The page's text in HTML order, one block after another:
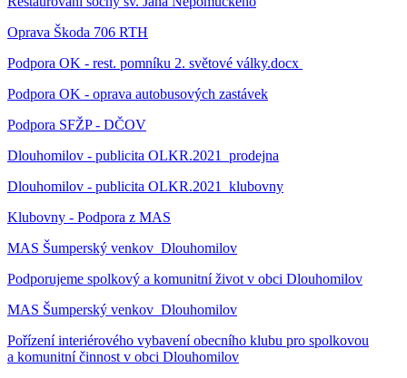
Oprava Škoda 706 RTH
Podpora OK - rest. pomníku 2. světové války.docx
Podpora OK - oprava autobusových zastávek
Podpora SFŽP - DČOV
Dlouhomilov - publicita OLKR.2021_prodejna
Dlouhomilov - publicita OLKR.2021_klubovny
Klubovny - Podpora z MAS
MAS Šumperský venkov_Dlouhomilov
Podporujeme spolkový a komunitní život v obci Dlouhomilov
MAS Šumperský venkov_Dlouhomilov
Pořízení interiérového vybavení obecního klubu pro spolkovou
a komunitní činnost v obci Dlouhomilov